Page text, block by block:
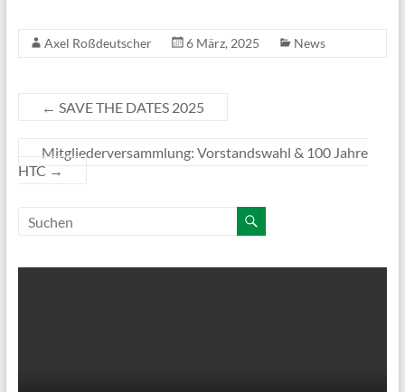
Axel Roßdeutscher 6 März, 2025 News
← SAVE THE DATES 2025
Mitgliederversammlung: Vorstandswahl & 100 Jahre
HTC →